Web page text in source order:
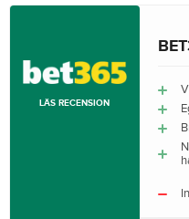
LÄS RECENSION